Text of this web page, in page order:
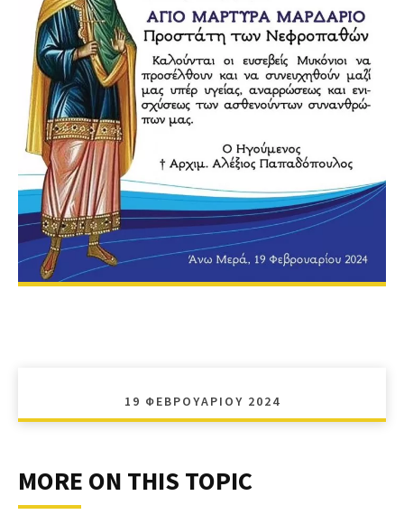
19 ΦΕΒΡΟΥΑΡΊΟΥ 2024
MORE ON THIS TOPIC